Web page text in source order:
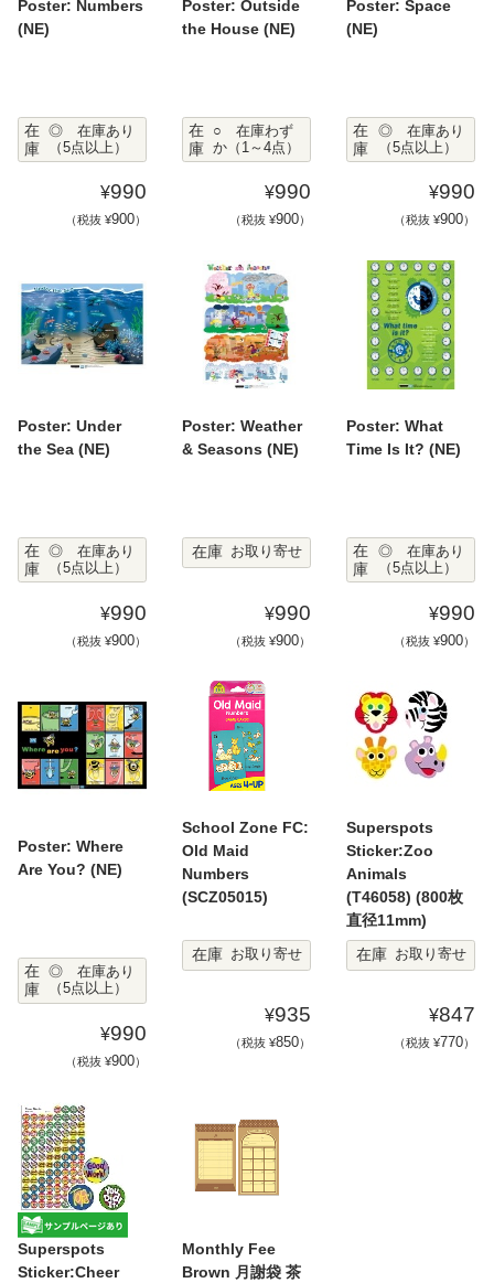
Poster: Numbers
(NE)
在
庫
◎ 在庫あり
（5点以上）
¥990
（税抜 ¥900）
Poster: Outside
the House (NE)
在
庫
○ 在庫わず
か（1～4点）
¥990
（税抜 ¥900）
Poster: Space
(NE)
在
庫
◎ 在庫あり
（5点以上）
¥990
（税抜 ¥900）
Poster: Under
the Sea (NE)
在
庫
◎ 在庫あり
（5点以上）
¥990
（税抜 ¥900）
Poster: Weather
& Seasons (NE)
在庫 お取り寄せ
¥990
（税抜 ¥900）
Poster: What
Time Is It? (NE)
在
庫
◎ 在庫あり
（5点以上）
¥990
（税抜 ¥900）
Poster: Where
Are You? (NE)
在
庫
◎ 在庫あり
（5点以上）
¥990
（税抜 ¥900）
School Zone FC:
Old Maid
Numbers
(SCZ05015)
在庫 お取り寄せ
¥935
（税抜 ¥850）
Superspots
Sticker:Zoo
Animals
(T46058) (800枚
直径11mm)
在庫
お取り寄せ
¥847
（税抜 ¥770）
Superspots
Sticker:Cheer
Monthly Fee
Brown 月謝袋 茶